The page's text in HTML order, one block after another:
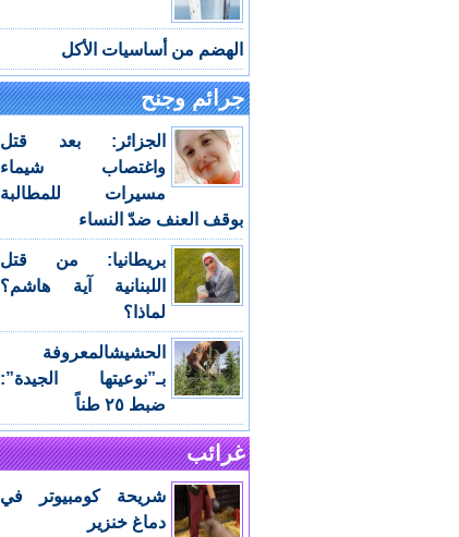
الهضم من أساسيات الأكل
جرائم وجنح
الجزائر: بعد قتل
واغتصاب شيماء
مسيرات للمطالبة
بوقف العنف ضدّ النساء
بريطانيا: من قتل
اللبنانية آية هاشم؟
لماذا؟
الحشيشالمعروفة
بـ”نوعيتها الجيدة”:
ضبط ٢٥ طناً
غرائب
شريحة كومبيوتر في
دماغ خنزير